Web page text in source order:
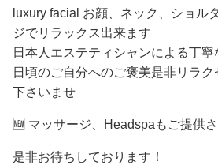
luxury facial お顔、ネック、ショル
ジでリラックス出来ます
日本人エステティシャンによる丁寧
日頃のご自分へのご褒美是非リラ
下さいませ
🆕 マッサージ、Headspaもご提供
是非お待ちしております！